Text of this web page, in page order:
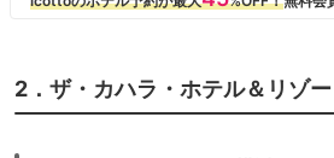
2．ザ・カハラ・ホテル＆リゾ